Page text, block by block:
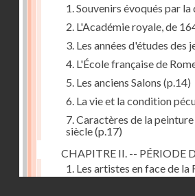
1. Souvenirs évoqués par
2. L'Académie royale, de
3. Les années d'études des
4. L'École française de
5. Les anciens Salons (p.14)
6. La vie et la condition
7. Caractères de la
siècle(p.17)
CHAPITRE II. -- PÉRIODE
1. Les artistes en face de la